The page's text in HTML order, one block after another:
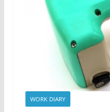
WORK DIARY